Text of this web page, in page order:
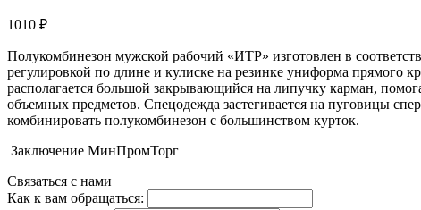
1010 ₽
Полукомбинезон мужской рабочий «ИТР» изготовлен в
регулировкой по длине и кулиске на резинке униформа прямого
располагается большой закрывающийся на липучку карман,
объемных предметов. Спецодежда застегивается на пуговицы
комбинировать полукомбинезон с большинством курток.
Заключение МинПромТорг
Связаться с нами
Как к вам обращаться: